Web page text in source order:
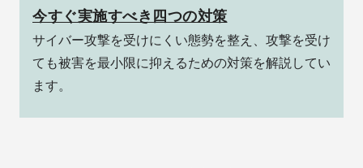
今すぐ実施すべき四つの対策
サイバー攻撃を受けにくい態勢を整え、攻撃を受け
ても被害を最小限に抑えるための対策を解説してい
ます。